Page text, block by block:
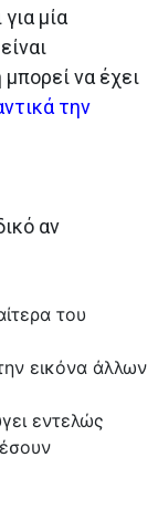
μία
να έχει
την
αν
του
εικόνα άλλων
εντελώς